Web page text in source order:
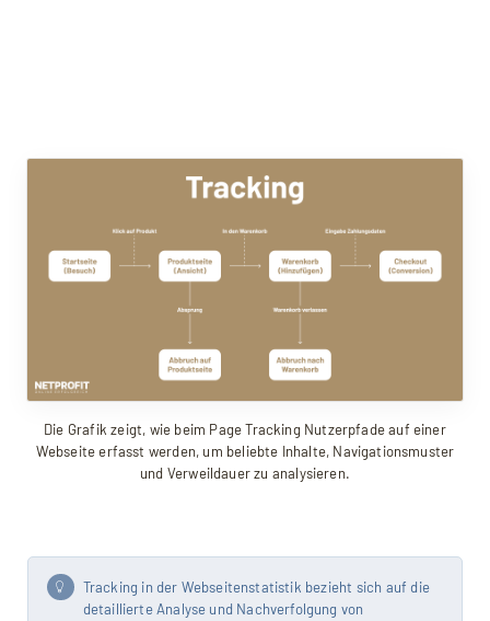
Die Grafik zeigt, wie beim Page Tracking Nutzerpfade auf einer
Webseite erfasst werden, um beliebte Inhalte, Navigationsmuster
und Verweildauer zu analysieren.
Tracking in der Webseitenstatistik bezieht sich auf die
detaillierte Analyse und Nachverfolgung von